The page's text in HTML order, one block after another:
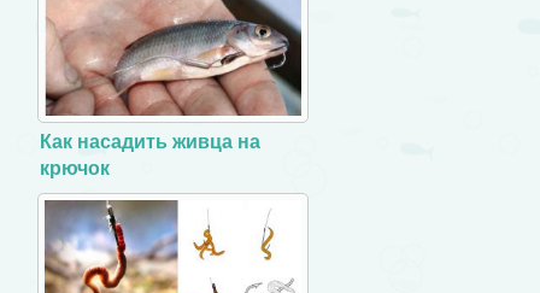
Как насадить живца на
крючок